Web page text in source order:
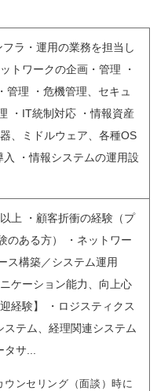
ラ・運用の業務を担当し
トワークの企画・管理 ・
管理 ・危機管理、セキュ
・IT統制対応 ・情報資産
、ミドルウェア、各種OS
・情報システムの運用設
上 ・顧客折衝の経験（プ
のある方） ・ネットワー
ス構築／システム運用
ケーション能力、向上心
経験】 ・ロジスティクス
テム、経理関連システム
サ...
ンセリング（面談）時に